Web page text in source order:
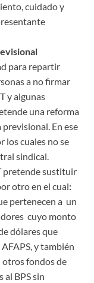
cuidado y
para repartir
a no firmar
y algunas
una reforma
En ese
los cuales no se
sindical.
pretende sustituir
otro en el cual:
pertenecen a un
cuyo monto
dólares que
y también
otros fondos de
BPS sin